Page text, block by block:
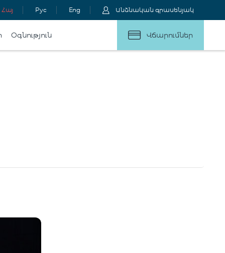
Հայ Рус Eng Անձնական գրասենյակ
Օգնություն Վճարումներ